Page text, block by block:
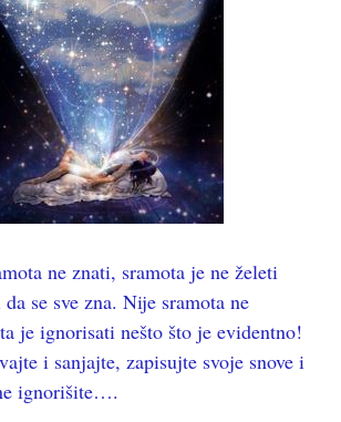
ne znati, sramota je ne želeti
se sve zna. Nije sramota ne
je ignorisati nešto što je evidentno!
i sanjajte, zapisujte svoje snove i
ignorišite….